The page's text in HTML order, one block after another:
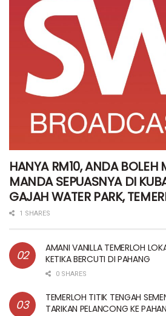
HANYA RM10, ANDA BOLEH
MANDA SEPUASNYA DI
GAJAH WATER PARK,
1 SHARES
AMANI VANILLA TEMERLOH
KETIKA BERCUTI DI PAHANG
0 SHARES
TEMERLOH TITIK TENGAH
TARIKAN PELANCONG KE